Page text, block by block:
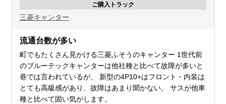
ご購入トラック
三菱キャンター
流通台数が多い
町でもたくさん見かける三菱ふそうのキャンター 1世代前
のブルーテックキャンターは他社種と比べて故障が多いと
巷では言われているが、 新型の4P10+はフロント・内装は
とても高級感があり、故障はあまり聞かない。 サスが他車
種と比べて固い気がします。